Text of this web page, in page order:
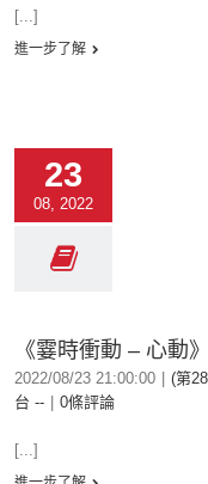
[...]
進一步了解
23
08, 2022
《霎時衝動 – 心動
2022/08/23 21:00:00 (第
台 --
0條評論
[...]